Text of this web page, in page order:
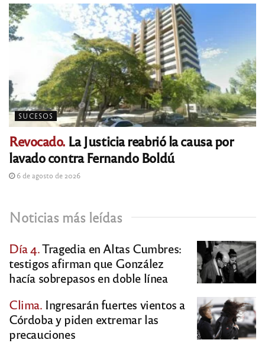
SUCESOS
Revocado. La Justicia reabrió la causa por
lavado contra Fernando Boldú
6 de agosto de 2026
Noticias más leídas
Día 4.Tragedia en Altas Cumbres:
testigos afirman que González
hacía sobrepasos en doble línea
Clima. Ingresarán fuertes vientos a
Córdoba y piden extremar las
precauciones